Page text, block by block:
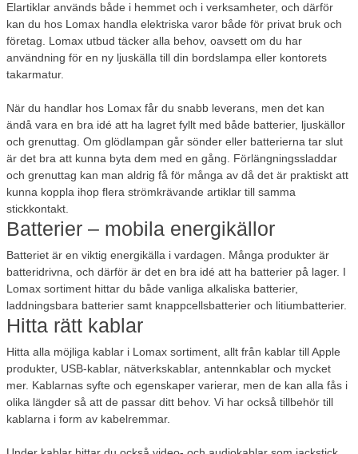
Elartiklar används både i hemmet och i verksamheter, och därför
kan du hos Lomax handla elektriska varor både för privat bruk och
företag. Lomax utbud täcker alla behov, oavsett om du har
användning för en ny ljuskälla till din bordslampa eller kontorets
takarmatur.
När du handlar hos Lomax får du snabb leverans, men det kan
ändå vara en bra idé att ha lagret fyllt med både batterier, ljuskällor
och grenuttag. Om glödlampan går sönder eller batterierna tar slut
är det bra att kunna byta dem med en gång. Förlängningssladdar
och grenuttag kan man aldrig få för många av då det är praktiskt att
kunna koppla ihop flera strömkrävande artiklar till samma
stickkontakt.
Batterier – mobila energikällor
Batteriet är en viktig energikälla i vardagen. Många produkter är
batteridrivna, och därför är det en bra idé att ha batterier på lager. I
Lomax sortiment hittar du både vanliga alkaliska batterier,
laddningsbara batterier samt knappcellsbatterier och litiumbatterier.
Hitta rätt kablar
Hitta alla möjliga kablar i Lomax sortiment, allt från kablar till Apple
produkter, USB-kablar, nätverkskablar, antennkablar och mycket
mer. Kablarnas syfte och egenskaper varierar, men de kan alla fås i
olika längder så att de passar ditt behov. Vi har också tillbehör till
kablarna i form av kabelremmar.